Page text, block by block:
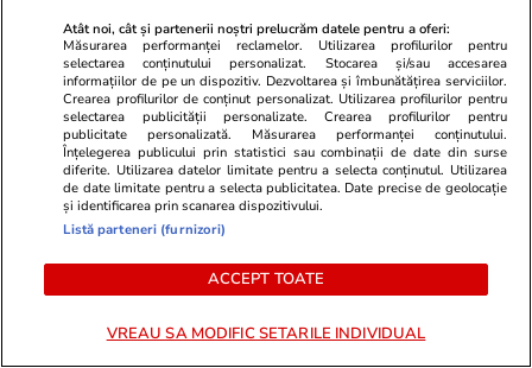
07:53
Când statul de drept nu mai
există
Opinii 11 iul.
Atât noi, cât și partenerii noștri prelucrăm datele pentru a oferi:
Măsurarea performanței reclamelor. Utilizarea profilurilor pentru
selectarea conținutului personalizat. Stocarea și/sau accesarea
informațiilor de pe un dispozitiv. Dezvoltarea și îmbunătățirea serviciilor.
Crearea profilurilor de conținut personalizat. Utilizarea profilurilor pentru
selectarea publicității personalizate. Crearea profilurilor pentru
publicitate personalizată. Măsurarea performanței conținutului.
Înțelegerea publicului prin statistici sau combinații de date din surse
diferite. Utilizarea datelor limitate pentru a selecta conținutul. Utilizarea
de date limitate pentru a selecta publicitatea. Date precise de geolocație
și identificarea prin scanarea dispozitivului.
Listă parteneri (furnizori)
ACCEPT TOATE
VREAU SA MODIFIC SETARILE INDIVIDUAL